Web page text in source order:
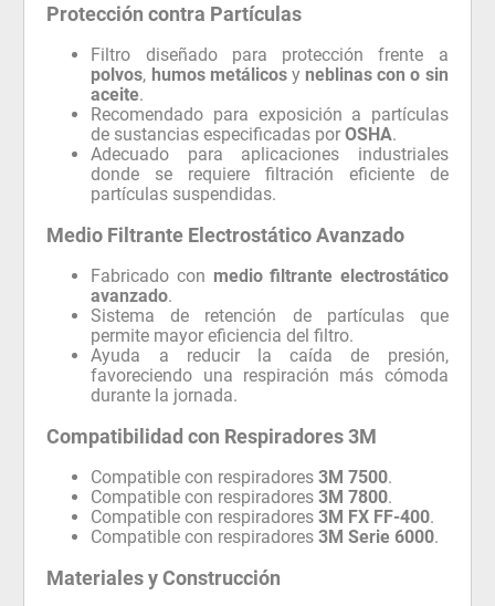
Protección contra Partículas
Filtro diseñado para protección frente a
polvos, humos metálicosy neblinas con o sin
aceite.
Recomendado para exposición a partículas
de sustancias especificadas porOSHA.
Adecuado para aplicaciones industriales
donde se requiere filtración eficiente de
partículas suspendidas.
Medio Filtrante Electrostático Avanzado
Fabricado con medio filtrante electrostático
avanzado.
Sistema de retención de partículas que
permite mayor eficiencia del filtro.
Ayuda a reducir la caída de presión,
favoreciendo una respiración más cómoda
durante la jornada.
Compatibilidad con Respiradores 3M
Compatible con respiradores3M 7500.
Compatible con respiradores3M 7800.
Compatible con respiradores3M FX FF-400.
Compatible con respiradores3M Serie 6000.
Materiales y Construcción